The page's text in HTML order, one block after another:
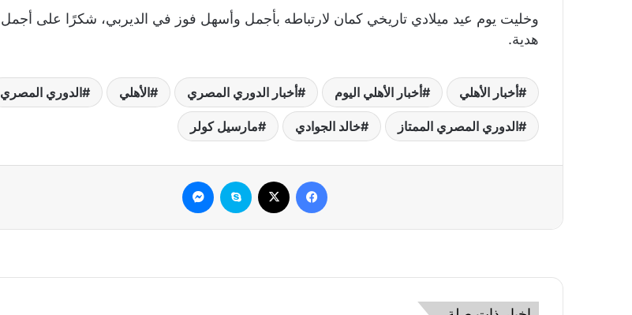
وخليت يوم عيد ميلادي تاريخي كمان لارتباطه بأجمل وأسهل فوز في الديربي، شكرًا على أجمل
هدية.
أخبار الأهلي أخبار الأهلي اليوم أخبار الدوري المصري الأهلي الدوري المصري
الدوري المصري الممتاز خالد الجوادي مارسيل كولر
فيسبوك سكايب